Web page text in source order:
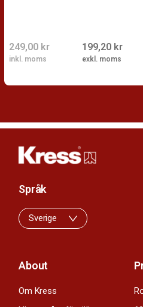
199,20 kr
exkl. moms
249,00 kr
inkl. moms
About
Om Kress
Språk
Sverige